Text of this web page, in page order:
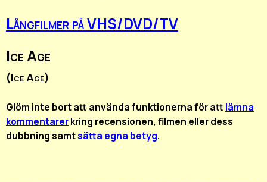
Långfilmer på VHS/DVD/TV
Ice Age
(Ice Age)
Glöm inte bort att använda funktionerna för att lämna
kommentarerkring recensionen, filmen eller dess
dubbning samtsätta egna betyg.